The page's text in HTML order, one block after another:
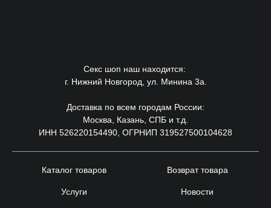
Секс шоп наш находится:
г. Нижний Новгород, ул. Минина 3а.
Доставка по всем городам России:
Москва, Казань, СПБ и т.д.
ИНН 526220154490, ОГРНИП 319527500104628
Каталог товаров
Услуги
Возврат товара
Новости